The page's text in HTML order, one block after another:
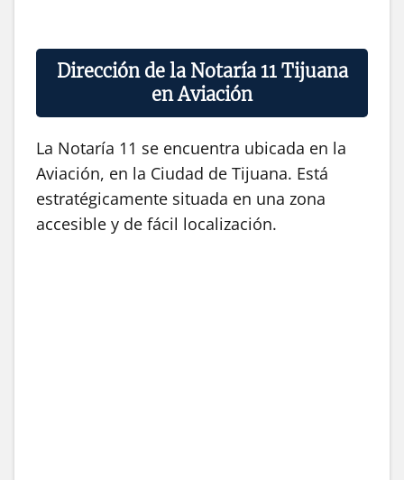
Dirección de la Notaría 11 Tijuana
en Aviación
La Notaría 11 se encuentra ubicada en la
Aviación, en la Ciudad de Tijuana. Está
estratégicamente situada en una zona
accesible y de fácil localización.